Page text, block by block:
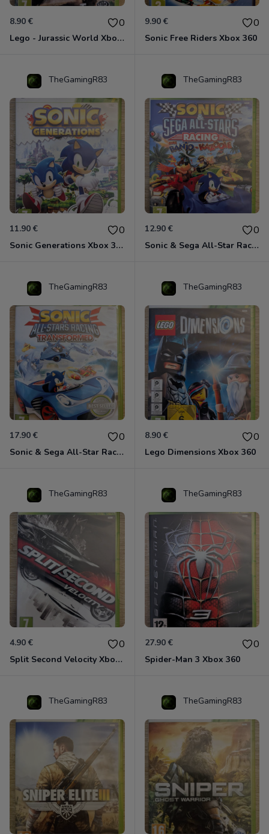
8.90 € 0
Lego - Jurassic World Xbox 360
9.90 € 0
Sonic Free Riders Xbox 360
TheGamingR83
11.90 € 0
Sonic Generations Xbox 360
TheGamingR83
12.90 € 0
Sonic & Sega All-Star Racing avec Banjo-Kazooie Xbox 360
TheGamingR83
17.90 € 0
Sonic & Sega All-Star Racing - Transformed Xbox 360
TheGamingR83
8.90 € 0
Lego Dimensions Xbox 360
TheGamingR83
4.90 € 0
Split Second Velocity Xbox 360
TheGamingR83
27.90 € 0
Spider-Man 3 Xbox 360
TheGamingR83 TheGamingR83